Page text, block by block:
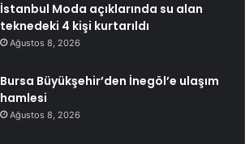
İstanbul Moda açıklarında su alan
teknedeki 4 kişi kurtarıldı
Ağustos 8, 2026
Bursa Büyükşehir’den İnegöl’e ulaşım
hamlesi
Ağustos 8, 2026